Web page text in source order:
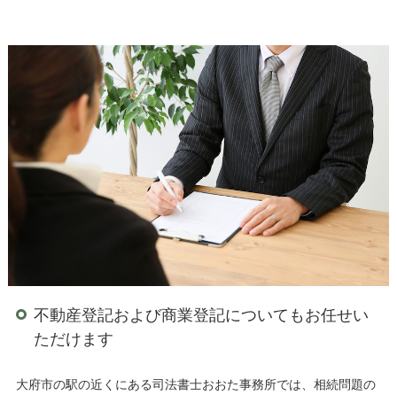
不動産登記および商業登記についてもお任せい
ただけます
大府市の駅の近くにある司法書士おおた事務所では、相続問題の